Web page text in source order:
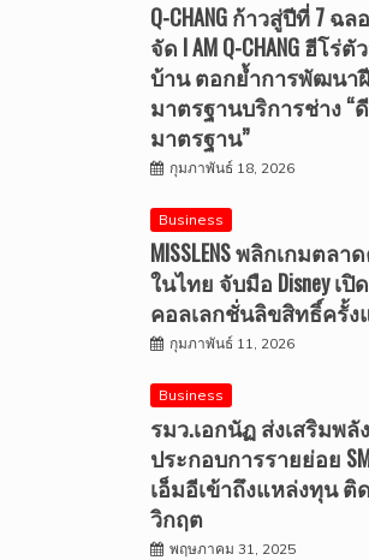
Q-CHANG ก้าวสู่ปีที่ 7 ฉ
จัด I AM Q-CHANG ฮีโร่
บ้าน ตอกย้ำการพัฒนา
มาตรฐานบริการช่าง “
มาตรฐาน”
กุมภาพันธ์ 18, 2026
Business
MISSLENS พลิกเกมตล
ในไทย จับมือ Disney เปิด
คอลเลกชั่นลิขสิทธิ์ครั้ง
กุมภาพันธ์ 11, 2026
Business
รมว.เอกนัฏ ส่งเสริมพ
ประกอบการรายย่อย
เอ็มอีเข้าถึงแหล่งทุน
วิกฤต
พฤษภาคม 31, 2025